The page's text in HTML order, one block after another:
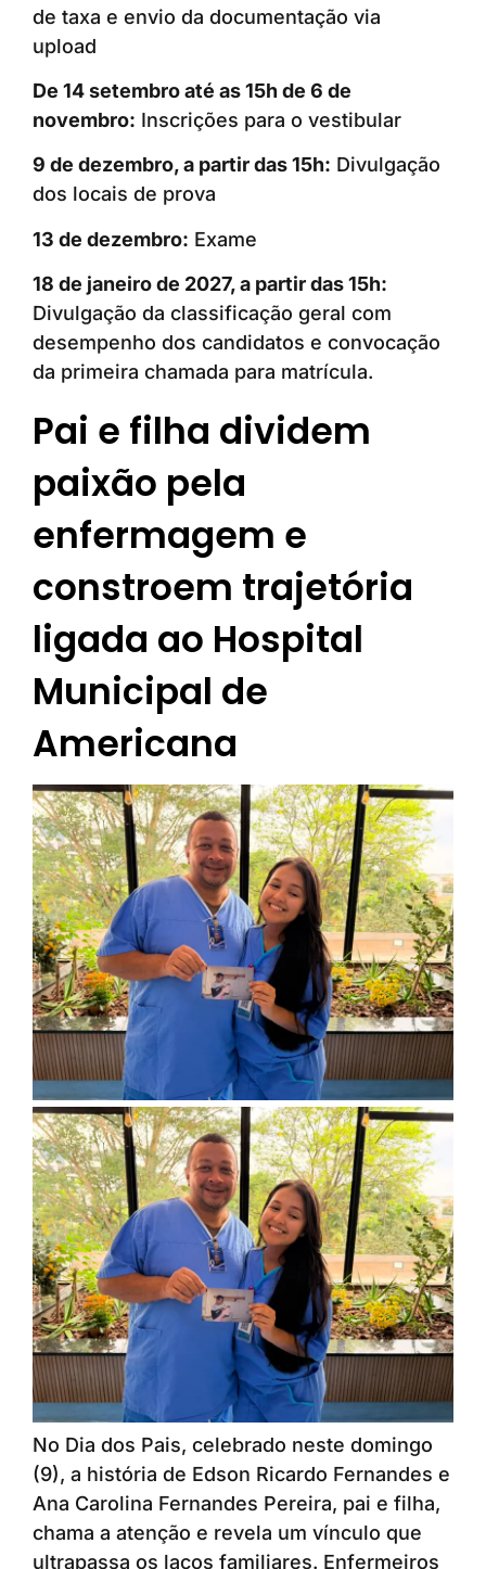
de taxa e envio da documentação via
upload
De 14 setembro até as 15h de 6 de
novembro: Inscrições para o vestibular
9 de dezembro, a partir das 15h: Divulgação
dos locais de prova
13 de dezembro: Exame
18 de janeiro de 2027, a partir das 15h:
Divulgação da classificação geral com
desempenho dos candidatos e convocação
da primeira chamada para matrícula.
Pai e filha dividem
paixão pela
enfermagem e
constroem trajetória
ligada ao Hospital
Municipal de
Americana
No Dia dos Pais, celebrado neste domingo
(9), a história de Edson Ricardo Fernandes e
Ana Carolina Fernandes Pereira, pai e filha,
chama a atenção e revela um vínculo que
ultrapassa os laços familiares. Enfermeiros